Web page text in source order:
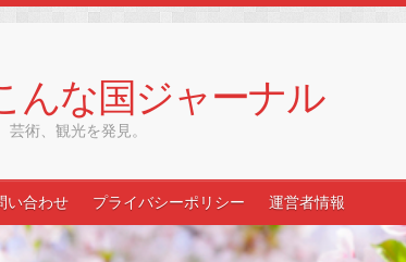
んな国ジャーナル
術、観光を発見。
い合わせ プライバシーポリシー 運営者情報